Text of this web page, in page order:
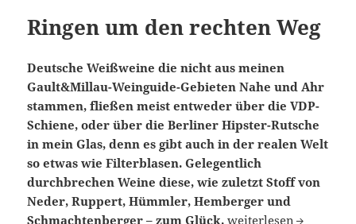
Ringen um den rechten Weg
Deutsche Weißweine die nicht aus meinen
Gault&Millau-Weinguide-Gebieten Nahe und Ahr
stammen, fließen meist entweder über die VDP-
Schiene, oder über die Berliner Hipster-Rutsche
in mein Glas, denn es gibt auch in der realen Welt
so etwas wie Filterblasen. Gelegentlich
durchbrechen Weine diese, wie zuletzt Stoff von
Neder, Ruppert, Hümmler, Hemberger und
Schmachtenberger – zum Glück. Ringen um den
weiterlesen